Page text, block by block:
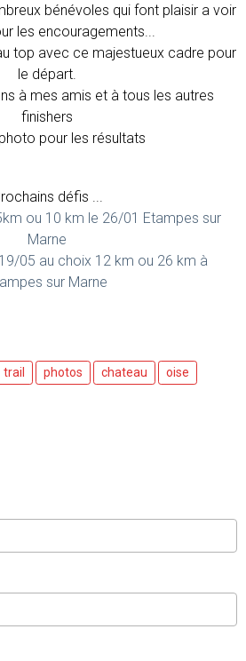
bénévoles qui font plaisir a voir
les encouragements...
top avec ce majestueux cadre pour
le départ.
à mes amis et à tous les autres
finishers
pour les résultats
défis ...
ou 10 km le 26/01 Etampes sur
Marne
05 au choix 12 km ou 26 km à
sur Marne
trail photos chateau
oise